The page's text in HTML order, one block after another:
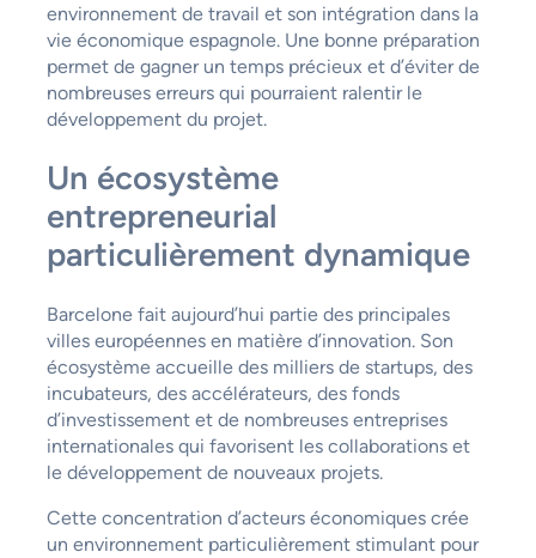
environnement de travail et son intégration dans la
vie économique espagnole. Une bonne préparation
permet de gagner un temps précieux et d’éviter de
nombreuses erreurs qui pourraient ralentir le
développement du projet.
Un écosystème
entrepreneurial
particulièrement dynamique
Barcelone fait aujourd’hui partie des principales
villes européennes en matière d’innovation. Son
écosystème accueille des milliers de startups, des
incubateurs, des accélérateurs, des fonds
d’investissement et de nombreuses entreprises
internationales qui favorisent les collaborations et
le développement de nouveaux projets.
Cette concentration d’acteurs économiques crée
un environnement particulièrement stimulant pour